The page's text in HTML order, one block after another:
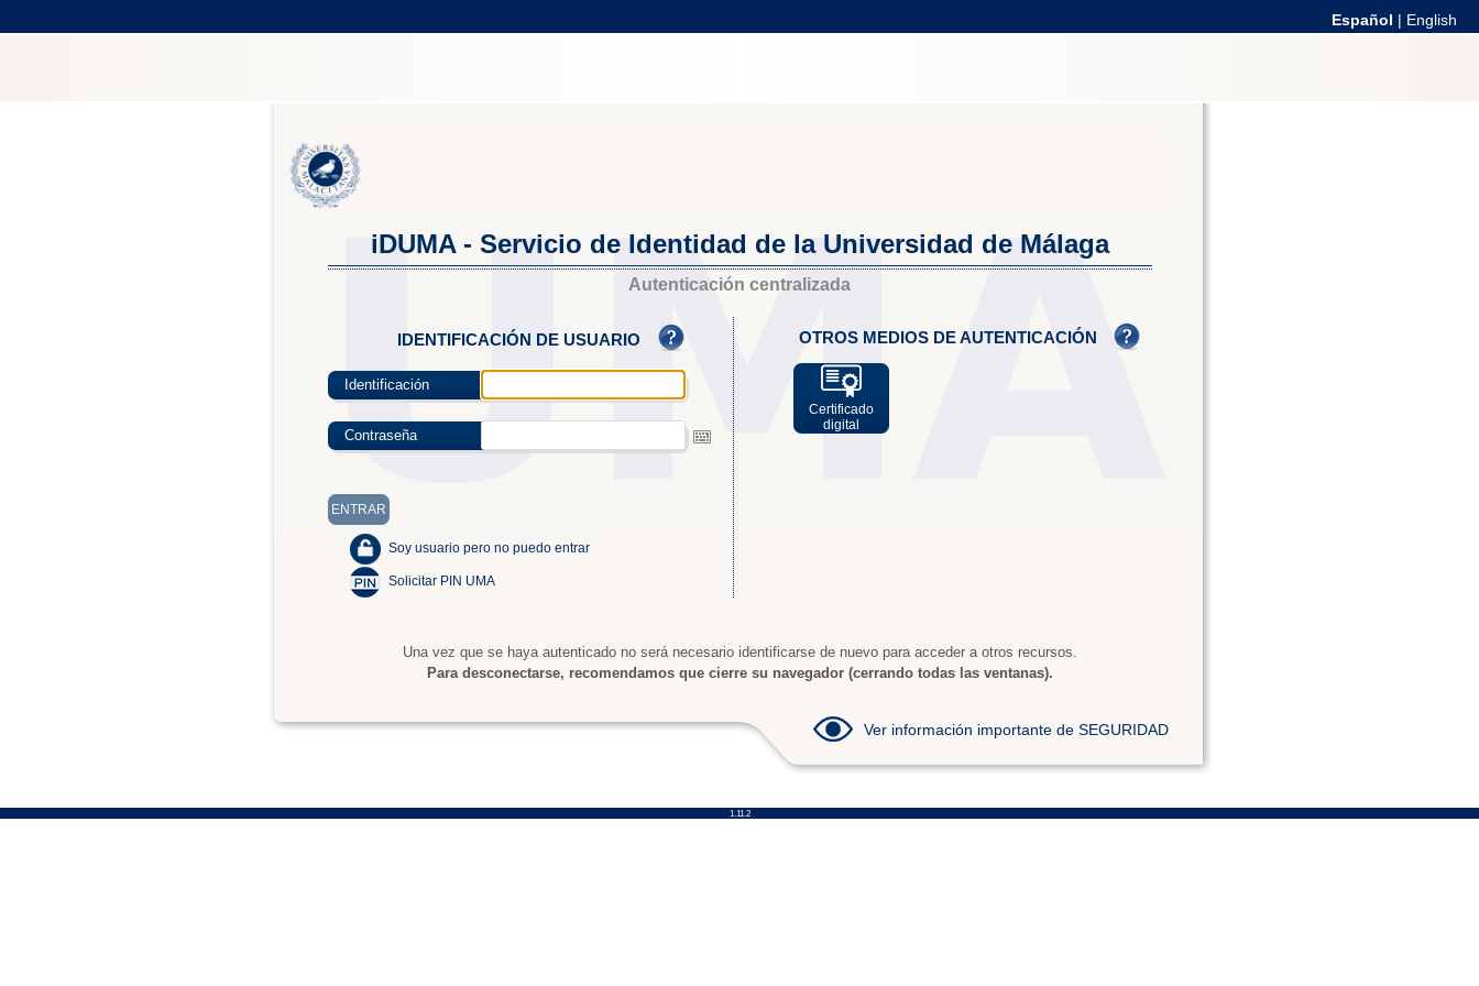
Español | English
iDUMA - Servicio de Identidad de la Universidad de Málaga
Autenticación centralizada
IDENTIFICACIÓN DE USUARIO
Identificación
Contraseña
Soy usuario pero no puedo entrar
Solicitar PIN UMA
OTROS MEDIOS DE AUTENTICACIÓN
Certificado
digital
Una vez que se haya autenticado no será necesario identificarse de nuevo para acceder a otros recursos.
Para desconectarse, recomendamos que cierre su navegador (cerrando todas las ventanas).
Ver información importante de SEGURIDAD
1.11.2